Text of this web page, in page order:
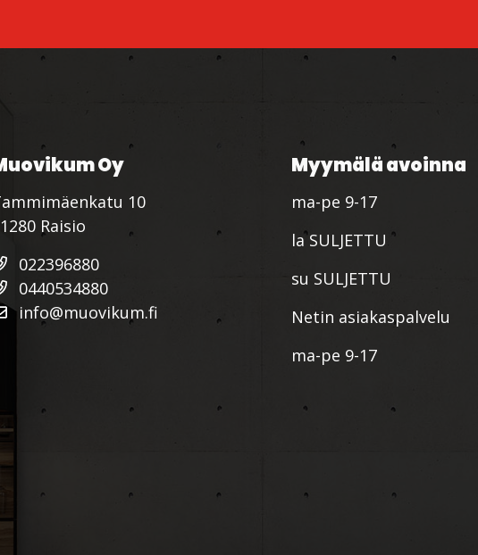
Oy
10
Raisio
022396880
0440534880
info@muovikum.fi
Myymälä avoinna
ma-pe 9-17
la SULJETTU
su SULJETTU
Netin asiakaspalvelu
ma-pe 9-17